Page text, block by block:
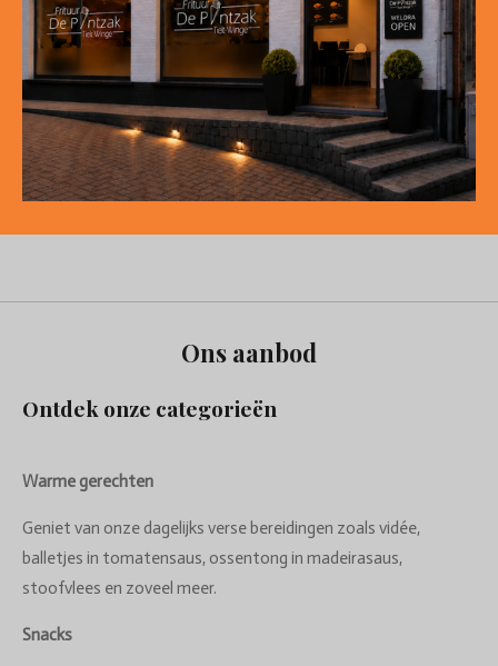
Ons aanbod
Ontdek onze categorieën
Warme gerechten
Geniet van onze dagelijks verse bereidingen zoals vidée,
balletjes in tomatensaus, ossentong in madeirasaus,
stoofvlees en zoveel meer.
Snacks